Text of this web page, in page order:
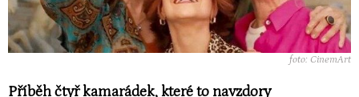
foto: CinemArt
Příběh čtyř kamarádek, které to navzdory